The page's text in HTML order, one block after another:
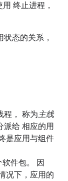
终止进程，
态的关系，
程， 称为主线
派给 相应的用
是应用与组件
软件包。 因
况下，应用的